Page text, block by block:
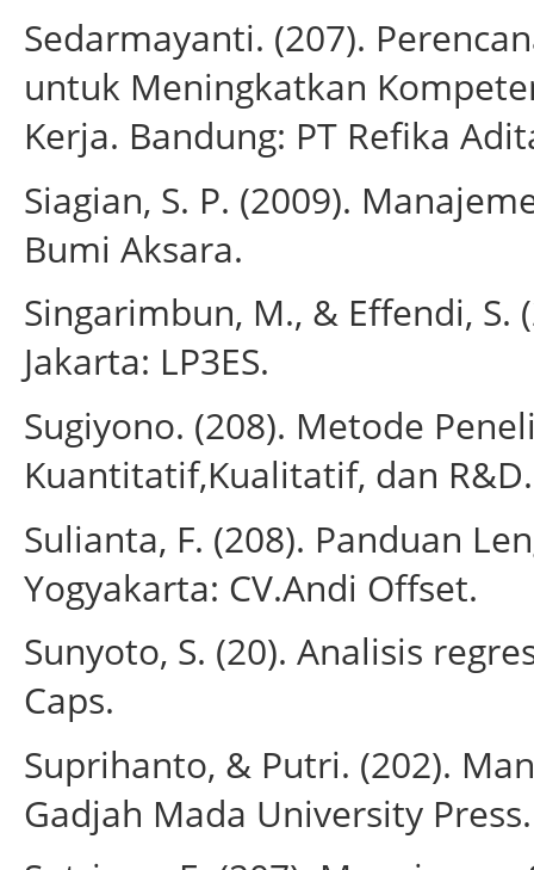
Sedarmayanti. (207).
untuk Meningkatkan
Kerja. Bandung: PT Refika
Siagian, S. P. (2009).
Bumi Aksara.
Singarimbun, M., & Effendi,
Jakarta: LP3ES.
Sugiyono. (208). Metode
Kuantitatif,Kualitatif, dan
Sulianta, F. (208). Panduan
Yogyakarta: CV.Andi Offset.
Sunyoto, S. (20). Analisis
Caps.
Suprihanto, & Putri. (202).
Gadjah Mada University Press.